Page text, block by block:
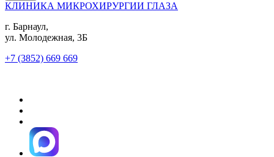
КЛИНИКА МИКРОХИРУРГИИ ГЛАЗА
г. Барнаул,
ул. Молодежная, 3Б
+7 (3852) 669 669